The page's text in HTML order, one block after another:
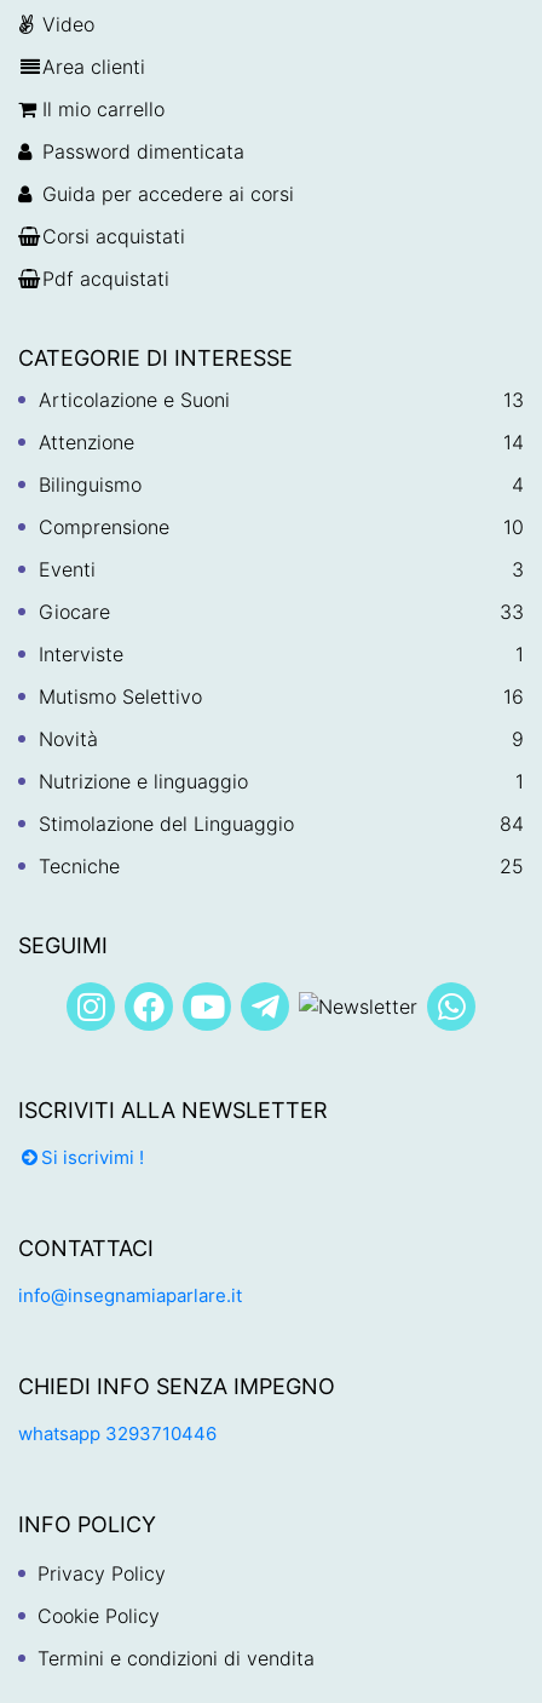
Video
Area clienti
Il mio carrello
Password dimenticata
Guida per accedere ai corsi
Corsi acquistati
Pdf acquistati
CATEGORIE DI INTERESSE
Articolazione e Suoni
13
Attenzione
14
Bilinguismo
4
Comprensione
10
Eventi
3
Giocare
33
Interviste
1
Mutismo Selettivo
16
Novità
9
Nutrizione e linguaggio
1
Stimolazione del Linguaggio
84
Tecniche
25
SEGUIMI
ISCRIVITI ALLA NEWSLETTER
Si iscrivimi !
CONTATTACI
info@insegnamiaparlare.it
CHIEDI INFO SENZA IMPEGNO
whatsapp 3293710446
INFO POLICY
Privacy Policy
Cookie Policy
Termini e condizioni di vendita